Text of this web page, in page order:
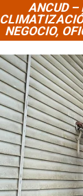
ANCUD –
NEGOCIO,